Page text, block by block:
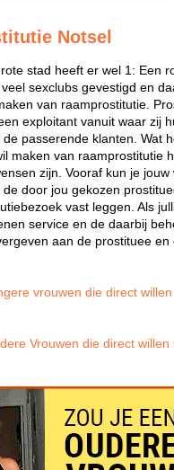
Notsel
stad heeft er wel 1: Een
sexclubs gevestigd en
van raamprostitutie.
exploitant vanuit waar zij
passerende klanten. Wat
maken van raamprostitutie
zijn. Vooraf kun je jouw
de door jou gekozen
vast leggen. Als
service en de daarbij
aan de prostituee en
vrouwen die direct
Vrouwen die direct